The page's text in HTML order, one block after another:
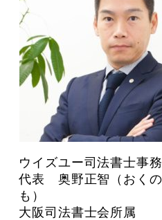
ウイズユー司法書士事
代表 奥野正智（おくの
も）
大阪司法書士会所属